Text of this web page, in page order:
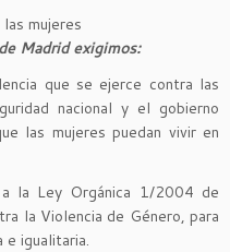
mujeres
Madrid exigimos:
que se ejerce contra las
nacional y el gobierno
las mujeres puedan vivir en
la Ley Orgánica 1/2004 de
la Violencia de Género, para
e igualitaria.